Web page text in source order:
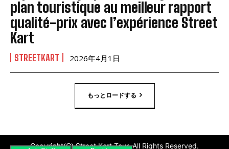
plan touristique au meilleur rapport
qualité-prix avec l’expérience Street
Kart
STREETKART 2026年4月1日
もっとロードする
Copyright(C) Street Kart Tour. All Rights Reserved.